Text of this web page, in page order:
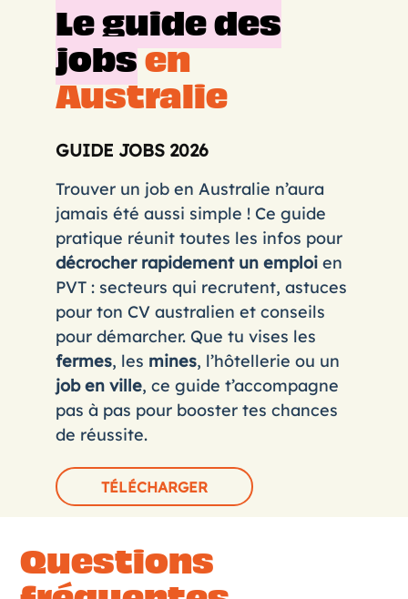
Le guide des
jobsen
Australie
GUIDE JOBS 2026
Trouver un job en Australie n’aura
jamais été aussi simple ! Ce guide
pratique réunit toutes les infos pour
décrocher rapidement un emploi en
PVT : secteurs qui recrutent, astuces
pour ton CV australien et conseils
pour démarcher. Que tu vises les
fermes, les mines, l’hôtellerie ou un
job en ville, ce guide t’accompagne
pas à pas pour booster tes chances
de réussite.
TÉLÉCHARGER
Questions